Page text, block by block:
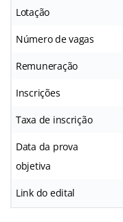
Lotação
Número de vagas
Remuneração
Inscrições
Taxa de inscrição
Data da prova
objetiva
Link do edital